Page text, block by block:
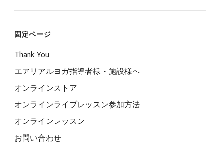
固定ページ
Thank You
エアリアルヨガ指導者様・施設様へ
オンラインストア
オンラインライブレッスン参加方法
オンラインレッスン
お問い合わせ